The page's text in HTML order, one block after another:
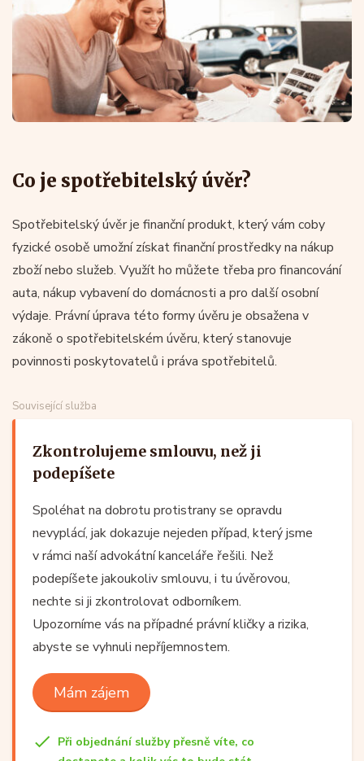
Co je spotřebitelský úvěr?
Spotřebitelský úvěr je finanční produkt, který vám coby
fyzické osobě umožní získat finanční prostředky na nákup
zboží nebo služeb. Využít ho můžete třeba pro financování
auta, nákup vybavení do domácnosti a pro další osobní
výdaje. Právní úprava této formy úvěru je obsažena v
zákoně o spotřebitelském úvěru, který stanovuje
povinnosti poskytovatelů i práva spotřebitelů.
Související služba
Zkontrolujeme smlouvu, než ji
podepíšete
Spoléhat na dobrotu protistrany se opravdu
nevyplácí, jak dokazuje nejeden případ, který jsme
v rámci naší advokátní kanceláře řešili. Než
podepíšete jakoukoliv smlouvu, i tu úvěrovou,
nechte si ji zkontrolovat odborníkem.
Upozorníme vás na případné právní kličky a rizika,
abyste se vyhnuli nepříjemnostem.
Mám zájem
Při objednání služby přesně víte, co